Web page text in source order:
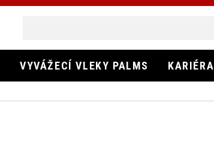
VYVÁŽECÍ VLEKY PALMS KARIÉRA